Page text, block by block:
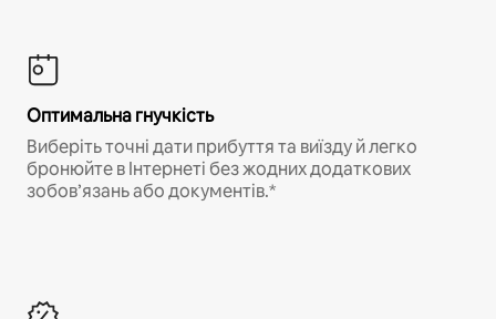
Оптимальна гнучкість
Виберіть точні дати прибуття та виїзду й легко
бронюйте в Інтернеті без жодних додаткових
зобов’язань або документів.*